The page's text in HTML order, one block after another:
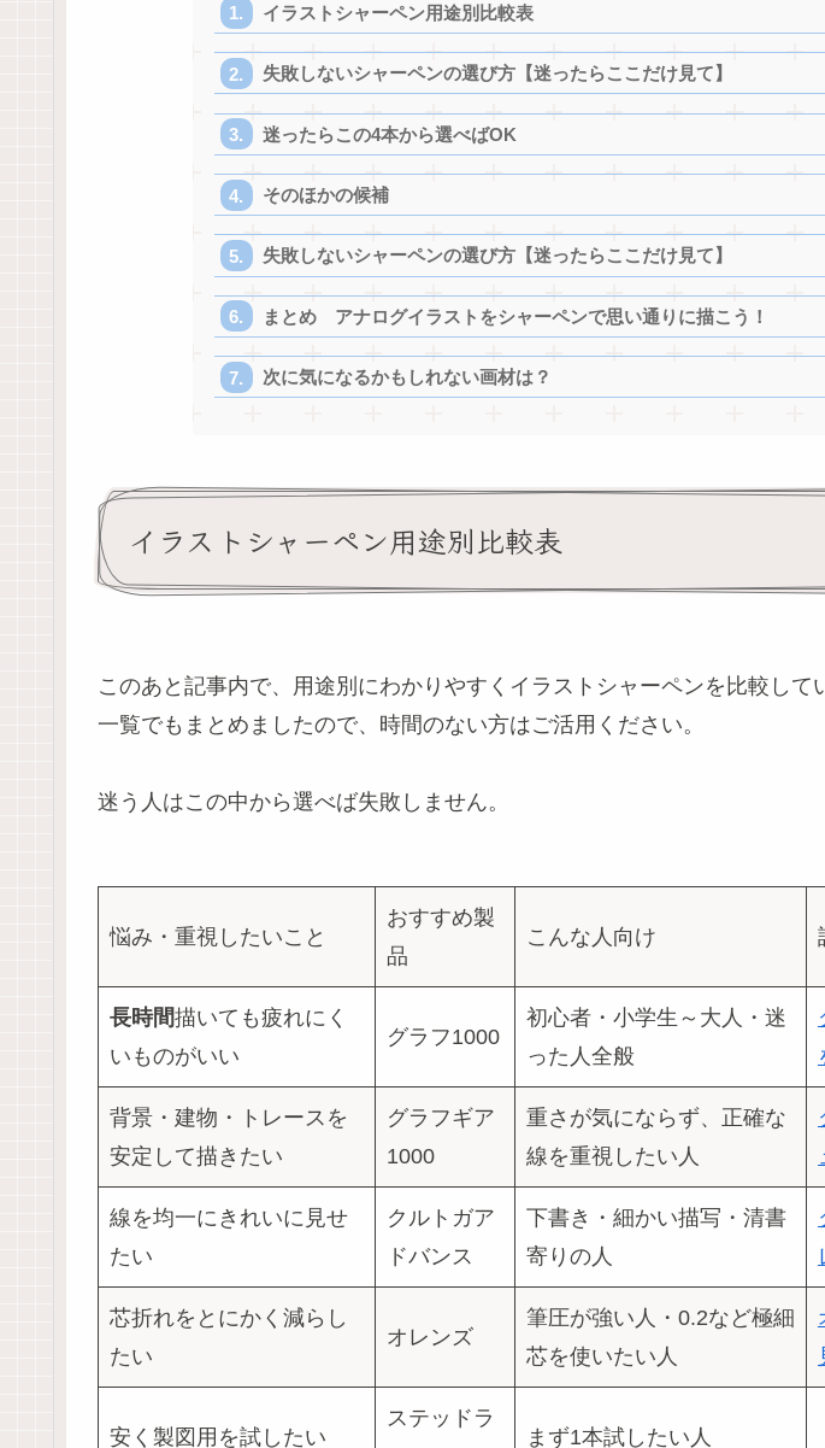
イラストシャーペン用途別比較表
失敗しないシャーペンの選び方【迷ったらここだけ見て】
迷ったらこの4本から選べばOK
そのほかの候補
失敗しないシャーペンの選び方【迷ったらここだけ見て】
まとめ アナログイラストをシャーペンで思い通りに描こう！
次に気になるかもしれない画材は？
イラストシャーペン用途別比較表
このあと記事内で、用途別にわかりやすくイラストシャーペンを比較して
一覧でもまとめましたので、時間のない方はご活用ください。
迷う人はこの中から選べば失敗しません。
悩み・重視したいこと
おすすめ製
品
こんな人向け
長時間描いても疲れにく
いものがいい
グラフ1000
初心者・小学生～大人・迷
った人全般
背景・建物・トレースを
安定して描きたい
グラフギア
1000
重さが気にならず、正確な
線を重視したい人
線を均一にきれいに見せ
たい
クルトガア
ドバンス
下書き・細かい描写・清書
寄りの人
芯折れをとにかく減らし
たい
オレンズ
筆圧が強い人・0.2など極細
芯を使いたい人
安く製図用を試したい
ステッドラ
まず1本試したい人